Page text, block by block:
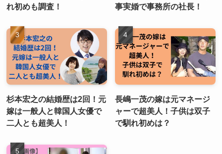
れ初めも調査！
事実婚で事務所の社長！
杉本宏之の結婚歴は2回！元
嫁は一般人と韓国人女優で
二人とも超美人！
長嶋一茂の嫁は元マネージ
ャーで超美人！子供は双子
で馴れ初めは？